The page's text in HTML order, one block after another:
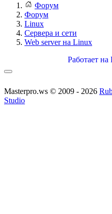
Форум
Форум
Linux
Сервера и сети
Web server на Linux
Работает на
Masterpro.ws © 2009 - 2026
Studio